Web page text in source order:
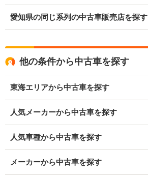
愛知県の同じ系列の中古車販売店を探す
他の条件から中古車を探す
東海エリアから中古車を探す
人気メーカーから中古車を探す
人気車種から中古車を探す
メーカーから中古車を探す